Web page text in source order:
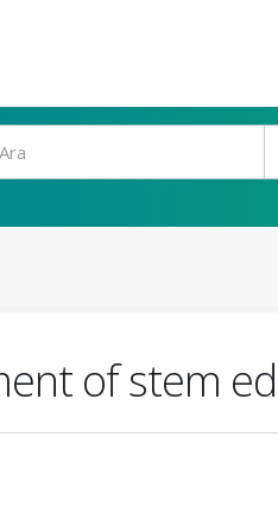
of stem